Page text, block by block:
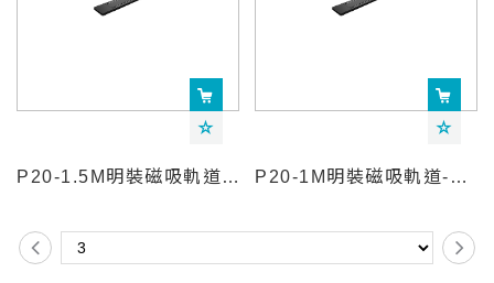
P20-1.5M明裝磁吸軌道-YeelightPro P20-1M明裝磁吸軌道-YeelightPro